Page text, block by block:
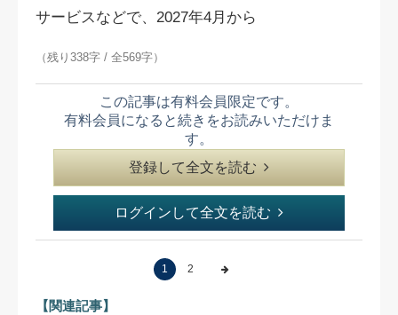
サービスなどで、2027年4月から
（残り338字 / 全569字）
この記事は有料会員限定です。
有料会員になると続きをお読みいただけま
す。
登録して全文を読む
ログインして全文を読む
1 2
【関連記事】